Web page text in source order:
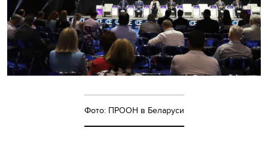
Фото: ПРООН в Беларуси